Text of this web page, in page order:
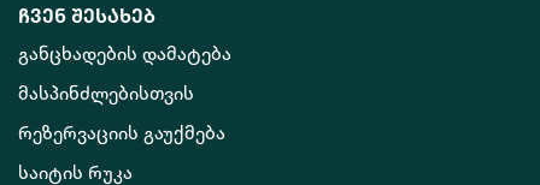
ჩვენ შესახებ
განცხადების დამატება
მასპინძლებისთვის
რეზერვაციის გაუქმება
საიტის რუკა